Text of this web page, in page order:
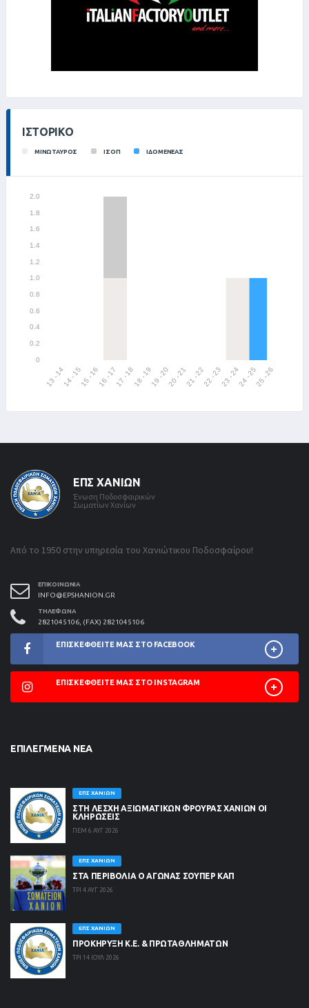
ΙΣΤΟΡΙΚΌ
ΜΙΝΩΤΑΥΡΟΣ ΙΣΟΠ ΙΔΟΜΕΝΕΑΣ
ΕΠΣ ΧΑΝΊΩΝ
Ένωση Ποδοσφαιρικών
Σωματίων Χανίων
Από το 1950 στην υπηρεσία του Χανιώτικου Ποδοσφαίρου!
ΕΠΙΚΟΙΝΩΝΊΑ
INFO@EPSHANION.GR
ΤΗΛΈΦΩΝΑ
2821045106, (FAX) 2821045106
ΕΠΙΣΚΕΦΘΕΊΤΕ ΜΑΣ ΣΤΟ FACEBOOK
ΕΠΙΣΚΕΦΘΕΊΤΕ ΜΑΣ ΣΤΟ INSTAGRAM
ΕΠΙΛΕΓΜΈΝΑ ΝΈΑ
ΕΠΣ ΧΑΝΊΩΝ
ΣΤΗ ΛΈΣΧΗ ΑΞΙΩΜΑΤΙΚΏΝ ΦΡΟΥΡΆΣ ΧΑΝΊΩΝ ΟΙ
ΚΛΗΡΏΣΕΙΣ
ΠΕΜ 6 ΑΥΓ 2026
ΕΠΣ ΧΑΝΊΩΝ
ΣΤΑ ΠΕΡΙΒΟΛΙΑ Ο ΑΓΩΝΑΣ ΣΟΥΠΕΡ ΚΑΠ
ΤΡΙ 4 ΑΥΓ 2026
ΕΠΣ ΧΑΝΊΩΝ
ΠΡΟΚΗΡΥΞΗ Κ.Ε. & ΠΡΩΤΑΘΛΗΜΑΤΩΝ
ΤΡΙ 14 ΙΟΥΛ 2026